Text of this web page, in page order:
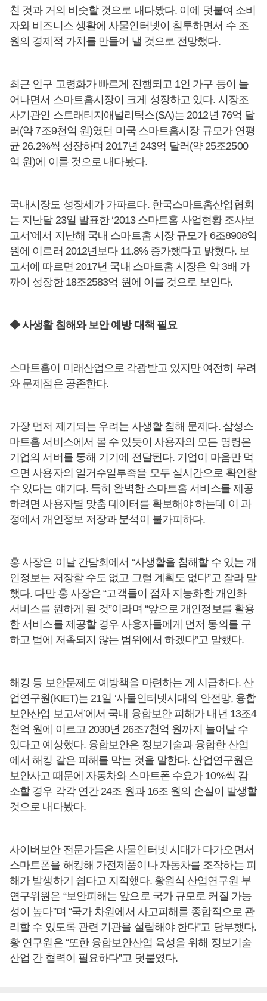
친 것과 거의 비슷할 것으로 내다봤다. 이에 덧붙여 소비
자와 비즈니스 생활에 사물인터넷이 침투하면서 수 조
원의 경제적 가치를 만들어 낼 것으로 전망했다.
최근 인구 고령화가 빠르게 진행되고 1인 가구 등이 늘
어나면서 스마트홈시장이 크게 성장하고 있다. 시장조
사기관인 스트래티지애널리틱스(SA)는 2012년 76억 달
러(약 7조9천억 원)였던 미국 스마트홈시장 규모가 연평
균 26.2%씩 성장하며 2017년 243억 달러(약 25조2500
억 원)에 이를 것으로 내다봤다.
국내시장도 성장세가 가파르다. 한국스마트홈산업협회
는 지난달 23일 발표한 ‘2013 스마트홈 사업현황 조사보
고서’에서 지난해 국내 스마트홈 시장 규모가 6조8908억
원에 이르러 2012년보다 11.8% 증가했다고 밝혔다. 보
고서에 따르면 2017년 국내 스마트홈 시장은 약 3배 가
까이 성장한 18조2583억 원에 이를 것으로 보인다.
◆ 사생활 침해와 보안 예방 대책 필요
스마트홈이 미래산업으로 각광받고 있지만 여전히 우려
와 문제점은 공존한다.
가장 먼저 제기되는 우려는 사생활 침해 문제다. 삼성스
마트홈 서비스에서 볼 수 있듯이 사용자의 모든 명령은
기업의 서버를 통해 기기에 전달된다. 기업이 마음만 먹
으면 사용자의 일거수일투족을 모두 실시간으로 확인할
수 있다는 얘기다. 특히 완벽한 스마트홈 서비스를 제공
하려면 사용자별 맞춤 데이터를 확보해야 하는데 이 과
정에서 개인정보 저장과 분석이 불가피하다.
홍 사장은 이날 간담회에서 “사생활을 침해할 수 있는 개
인정보는 저장할 수도 없고 그럴 계획도 없다”고 잘라 말
했다. 다만 홍 사장은 “고객들이 점차 지능화한 개인화
서비스를 원하게 될 것”이라며 “앞으로 개인정보를 활용
한 서비스를 제공할 경우 사용자들에게 먼저 동의를 구
하고 법에 저촉되지 않는 범위에서 하겠다”고 말했다.
해킹 등 보안문제도 예방책을 마련하는 게 시급하다. 산
업연구원(KIET)는 21일 ‘사물인터넷시대의 안전망, 융합
보안산업 보고서’에서 국내 융합보안 피해가 내년 13조4
천억 원에 이르고 2030년 26조7천억 원까지 늘어날 수
있다고 예상했다. 융합보안은 정보기술과 융합한 산업
에서 해킹 같은 피해를 막는 것을 말한다. 산업연구원은
보안사고 때문에 자동차와 스마트폰 수요가 10%씩 감
소할 경우 각각 연간 24조 원과 16조 원의 손실이 발생할
것으로 내다봤다.
사이버보안 전문가들은 사물인터넷 시대가 다가오면서
스마트폰을 해킹해 가전제품이나 자동차를 조작하는 피
해가 발생하기 쉽다고 지적했다. 황원식 산업연구원 부
연구위원은 “보안피해는 앞으로 국가 규모로 커질 가능
성이 높다”며 “국가 차원에서 사고피해를 종합적으로 관
리할 수 있도록 관련 기관을 설립해야 한다”고 당부했다.
황 연구원은 “또한 융합보안산업 육성을 위해 정보기술
산업 간 협력이 필요하다”고 덧붙였다.